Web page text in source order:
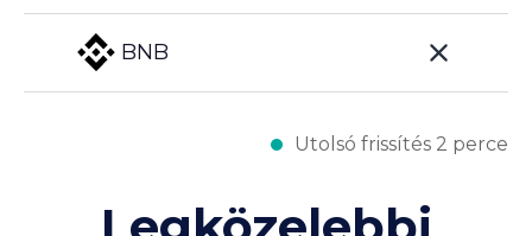
BNB
Utolsó frissítés 2 perce